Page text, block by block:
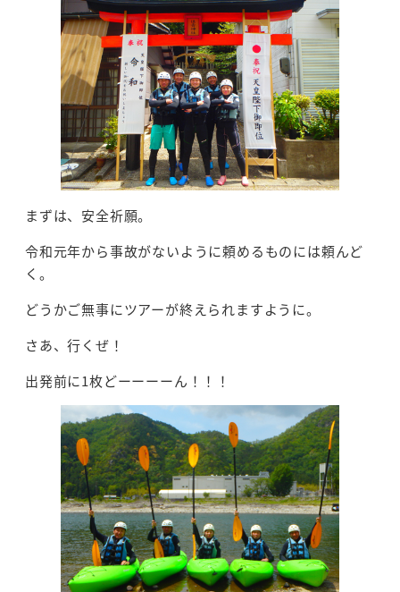
まずは、安全祈願。
令和元年から事故がないように頼めるものには頼んど
く。
どうかご無事にツアーが終えられますように。
さあ、行くぜ！
出発前に1枚どーーーーん！！！